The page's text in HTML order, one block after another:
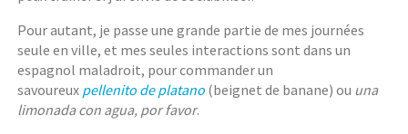
Pour autant, je passe une grande partie de mes journées
seule en ville, et mes seules interactions sont dans un
espagnol maladroit, pour commander un
savoureux pellenito de platano (beignet de banane) ou una
limonada con agua, por favor.